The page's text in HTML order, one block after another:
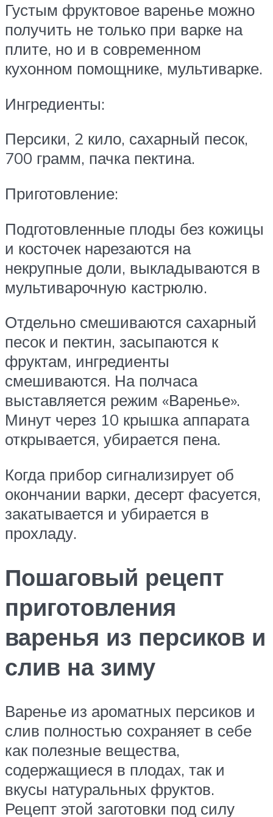
Густым фруктовое варенье можно
получить не только при варке на
плите, но и в современном
кухонном помощнике, мультиварке.
Ингредиенты:
Персики, 2 кило, сахарный песок,
700 грамм, пачка пектина.
Приготовление:
Подготовленные плоды без кожицы
и косточек нарезаются на
некрупные доли, выкладываются в
мультиварочную кастрюлю.
Отдельно смешиваются сахарный
песок и пектин, засыпаются к
фруктам, ингредиенты
смешиваются. На полчаса
выставляется режим «Варенье».
Минут через 10 крышка аппарата
открывается, убирается пена.
Когда прибор сигнализирует об
окончании варки, десерт фасуется,
закатывается и убирается в
прохладу.
Пошаговый рецепт
приготовления
варенья из персиков и
слив на зиму
Варенье из ароматных персиков и
слив полностью сохраняет в себе
как полезные вещества,
содержащиеся в плодах, так и
вкусы натуральных фруктов.
Рецепт этой заготовки под силу